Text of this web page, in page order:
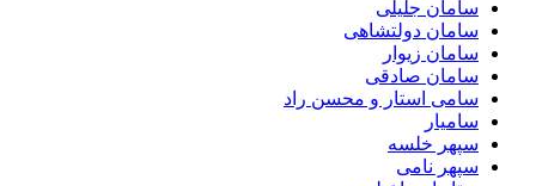
سامان جلیلی
سامان دولتشاهی
سامان زیوار
سامان صادقی
سامی استار و محسن راد
سامیار
سپهر خلسه
سپهر نامی